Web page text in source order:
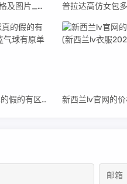
高仿lv女包及价格及图片_高仿lv女包及价格及图片及价格
卡地亚蓝气球真的假的有区别么(卡地亚蓝气球有原单吗)